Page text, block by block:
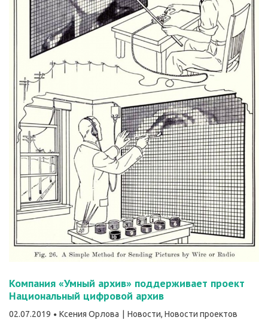
Компания «Умный архив» поддерживает проект
Национальный цифровой архив
02.07.2019 Ксения Орлова Новости, Новости проектов